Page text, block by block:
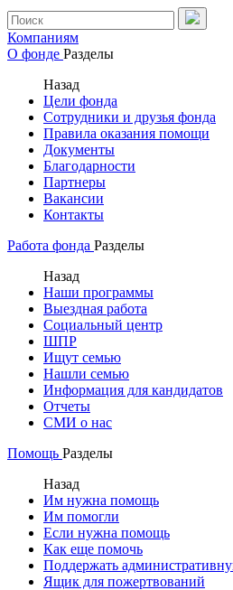
Компаниям
О фонде Разделы
Назад
Цели фонда
Сотрудники и друзья фонда
Правила оказания помощи
Документы
Благодарности
Партнеры
Вакансии
Контакты
Работа фонда Разделы
Назад
Наши программы
Выездная работа
Социальный центр
ШПР
Ищут семью
Нашли семью
Информация для кандидатов
Отчеты
СМИ о нас
Помощь Разделы
Назад
Им нужна помощь
Им помогли
Если нужна помощь
Как еще помочь
Поддержать
Ящик для пожертвований